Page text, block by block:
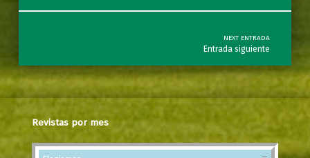
NEXT ENTRADA
Entrada siguiente
Revistas por mes
Revistas por mes